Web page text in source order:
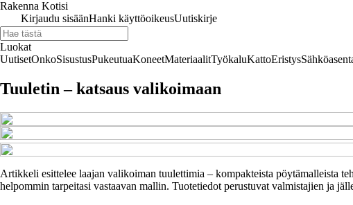
Rakenna Kotisi
Kirjaudu sisäänHanki käyttöoikeusUutiskirje
Luokat
UutisetOnkoSisustusPukeutuaKoneetMateriaalitTyökaluKattoEristys
Tuuletin – katsaus valikoimaan
Artikkeli esittelee laajan valikoiman tuulettimia – kompakteista pöytämalleista
helpommin tarpeitasi vastaavan mallin. Tuotetiedot perustuvat valmistajien ja